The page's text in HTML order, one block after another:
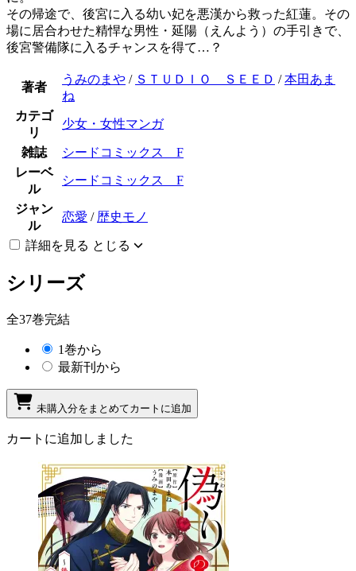
その帰途で、後宮に入る幼い妃を悪漢から救った紅蓮。その
場に居合わせた精悍な男性・延陽（えんよう）の手引きで、
後宮警備隊に入るチャンスを得て…？
著者
うみのまや / ＳＴＵＤＩＯ ＳＥＥＤ /本田あま
ね
カテゴ
リ
少女・女性マンガ
雑誌
シードコミックス F
レーベ
ル
シードコミックス F
ジャン
ル
恋愛 / 歴史モノ
詳細を見る とじる
シリーズ
全37巻完結
1巻から
最新刊から
未購入分をまとめてカートに追加
カートに追加しました